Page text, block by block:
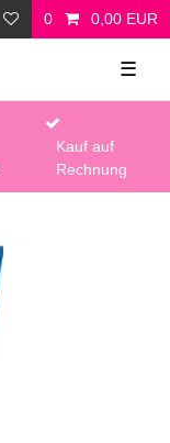
0 0,00 EUR
☰
Kauf auf
Rechnung